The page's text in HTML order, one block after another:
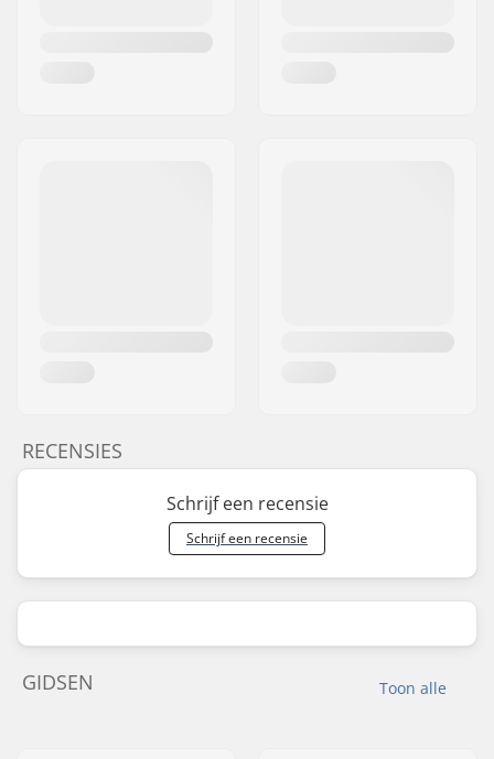
RECENSIES
Schrijf een recensie
Schrijf een recensie
Toon alle
GIDSEN